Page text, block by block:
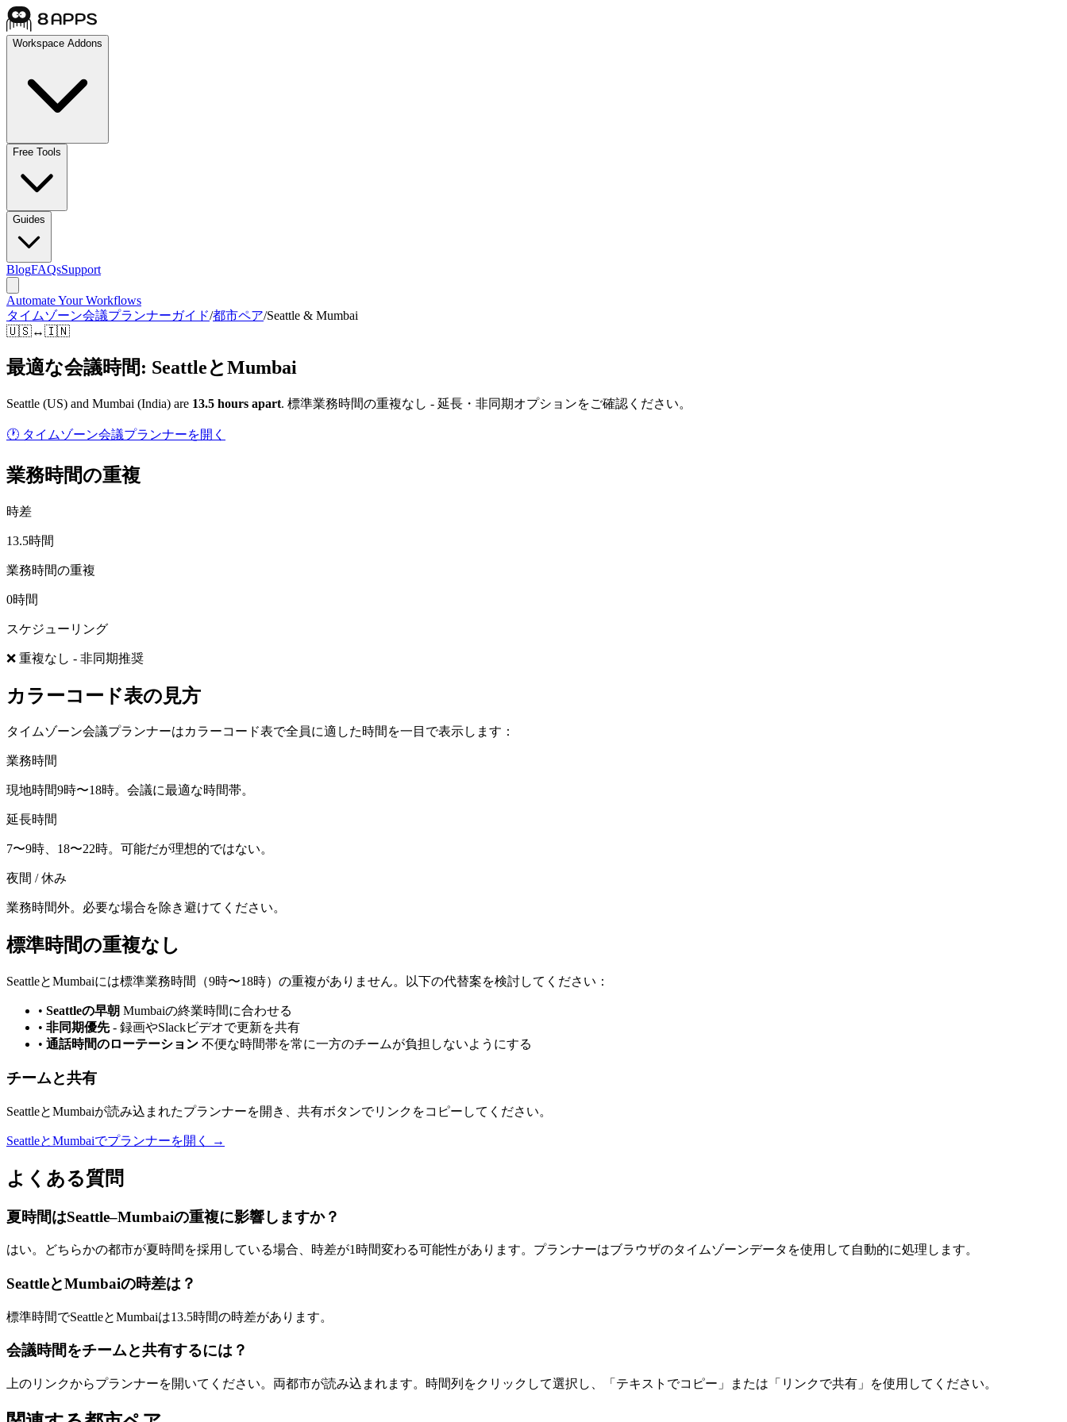
Workspace Addons
Free Tools
Guides
BlogFAQsSupport
Automate Your Workflows
タイムゾーン会議プランナーガイド/都市ペア/Seattle & Mumbai
🇺🇸↔🇮🇳
最適な会議時間: SeattleとMumbai
Seattle (US) and Mumbai (India) are 13.5 hours apart. 標準業務時間の重複なし - 延長・非同期オプションをご確認ください。
🕐 タイムゾーン会議プランナーを開く
業務時間の重複
時差
13.5時間
業務時間の重複
0時間
スケジューリング
❌ 重複なし - 非同期推奨
カラーコード表の見方
タイムゾーン会議プランナーはカラーコード表で全員に適した時間を一目で表示します：
業務時間
現地時間9時〜18時。会議に最適な時間帯。
延長時間
7〜9時、18〜22時。可能だが理想的ではない。
夜間 / 休み
業務時間外。必要な場合を除き避けてください。
標準時間の重複なし
SeattleとMumbaiには標準業務時間（9時〜18時）の重複がありません。以下の代替案を検討してください：
• Seattleの早朝 Mumbaiの終業時間に合わせる
• 非同期優先- 録画やSlackビデオで更新を共有
• 通話時間のローテーション 不便な時間帯を常に一方のチームが負担しないようにする
チームと共有
SeattleとMumbaiが読み込まれたプランナーを開き、共有ボタンでリンクをコピーしてください。
SeattleとMumbaiでプランナーを開く →
よくある質問
夏時間はSeattle–Mumbaiの重複に影響しますか？
はい。どちらかの都市が夏時間を採用している場合、時差が1時間変わる可能性があります。プランナーはブラウザのタイムゾーンデータを使用して自動的に処理します。
SeattleとMumbaiの時差は？
標準時間でSeattleとMumbaiは13.5時間の時差があります。
会議時間をチームと共有するには？
上のリンクからプランナーを開いてください。両都市が読み込まれます。時間列をクリックして選択し、「テキストでコピー」または「リンクで共有」を使用してください。